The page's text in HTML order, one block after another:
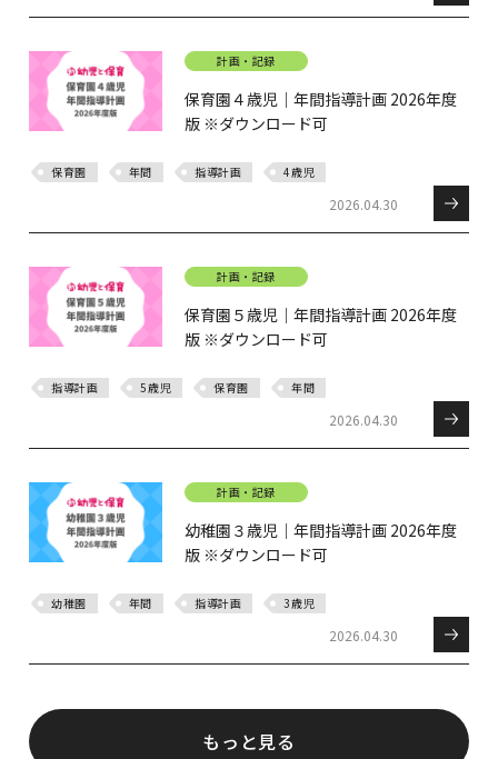
計画・記録
保育園４歳児｜年間指導計画 2026年度
版 ※ダウンロード可
保育園 年間 指導計画 4歳児
2026.04.30
計画・記録
保育園５歳児｜年間指導計画 2026年度
版 ※ダウンロード可
指導計画 5歳児 保育園 年間
2026.04.30
計画・記録
幼稚園３歳児｜年間指導計画 2026年度
版 ※ダウンロード可
幼稚園 年間 指導計画 3歳児
2026.04.30
もっと見る